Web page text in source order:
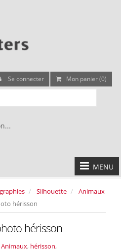
Se connecter Mon panier (0)
MENU
Silhouette
Animaux
hérisson
hérisson
Animaux, hérisson,